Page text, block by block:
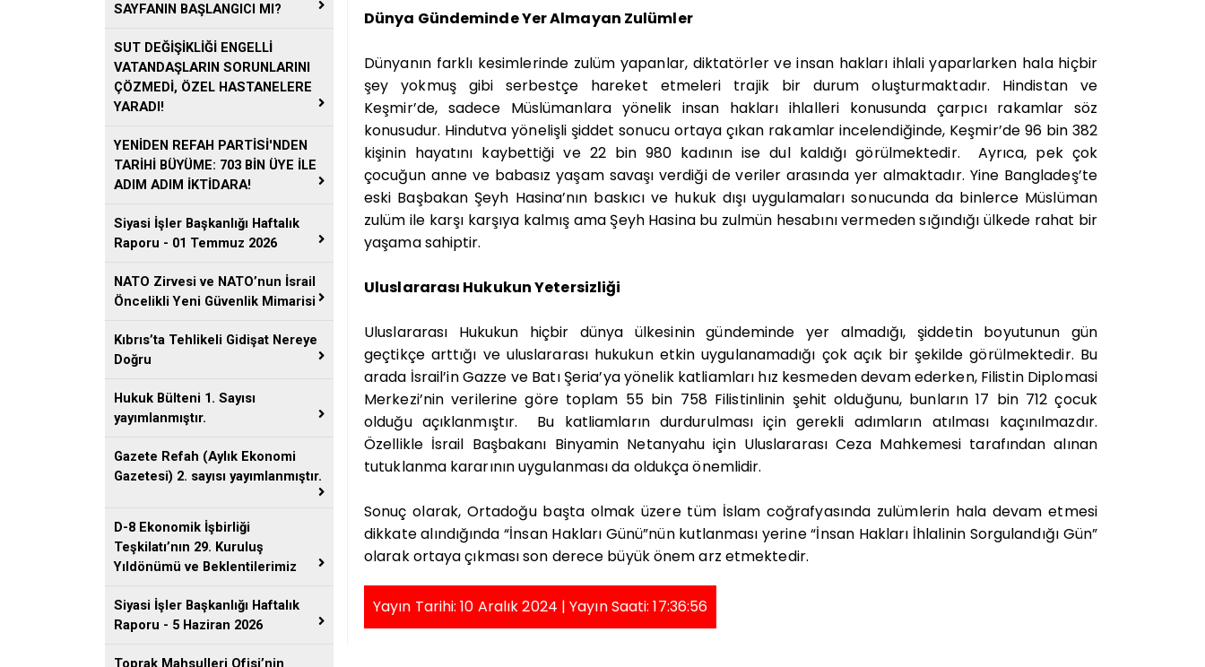
SAYFANIN BAŞLANGICI MI?
SUT DEĞİŞİKLİĞİ ENGELLİ
VATANDAŞLARIN SORUNLARINI
ÇÖZMEDİ, ÖZEL HASTANELERE
YARADI!
YENİDEN REFAH PARTİSİ'NDEN
TARİHİ BÜYÜME: 703 BİN ÜYE İLE
ADIM ADIM İKTİDARA!
Siyasi İşler Başkanlığı Haftalık
Raporu - 01 Temmuz 2026
NATO Zirvesi ve NATO’nun İsrail
Öncelikli Yeni Güvenlik Mimarisi
Kıbrıs’ta Tehlikeli Gidişat Nereye
Doğru
Hukuk Bülteni 1. Sayısı
yayımlanmıştır.
Gazete Refah (Aylık Ekonomi
Gazetesi) 2. sayısı yayımlanmıştır.
D-8 Ekonomik İşbirliği
Teşkilatı’nın 29. Kuruluş
Yıldönümü ve Beklentilerimiz
Siyasi İşler Başkanlığı Haftalık
Raporu - 5 Haziran 2026
Toprak Mahsulleri Ofisi’nin
Dünya Gündeminde Yer Almayan Zulümler
Dünyanın farklı kesimlerinde zulüm yapanlar, diktatörler ve insan hakları ihlali yaparlarken hala hiçbir
şey yokmuş gibi serbestçe hareket etmeleri trajik bir durum oluşturmaktadır. Hindistan ve
Keşmir’de, sadece Müslümanlara yönelik insan hakları ihlalleri konusunda çarpıcı rakamlar söz
konusudur. Hindutva yönelişli şiddet sonucu ortaya çıkan rakamlar incelendiğinde, Keşmir’de 96 bin 382
kişinin hayatını kaybettiği ve 22 bin 980 kadının ise dul kaldığı görülmektedir.
Ayrıca, pek çok
çocuğun anne ve babasız yaşam savaşı verdiği de veriler arasında yer almaktadır. Yine Bangladeş’te
eski Başbakan Şeyh Hasina’nın baskıcı ve hukuk dışı uygulamaları sonucunda da binlerce Müslüman
zulüm ile karşı karşıya kalmış ama Şeyh Hasina bu zulmün hesabını vermeden sığındığı ülkede rahat bir
yaşama sahiptir.
Uluslararası Hukukun Yetersizliği
Uluslararası Hukukun hiçbir dünya ülkesinin gündeminde yer almadığı, şiddetin boyutunun gün
geçtikçe arttığı ve uluslararası hukukun etkin uygulanamadığı çok açık bir şekilde görülmektedir. Bu
arada İsrail’in Gazze ve Batı Şeria’ya yönelik katliamları hız kesmeden devam ederken, Filistin Diplomasi
Merkezi’nin verilerine göre toplam 55 bin 758 Filistinlinin şehit olduğunu, bunların 17 bin 712 çocuk
olduğu açıklanmıştır.
Bu katliamların durdurulması için gerekli adımların atılması kaçınılmazdır.
Özellikle İsrail Başbakanı Binyamin Netanyahu için Uluslararası Ceza Mahkemesi tarafından alınan
tutuklanma kararının uygulanması da oldukça önemlidir.
Sonuç olarak, Ortadoğu başta olmak üzere tüm İslam coğrafyasında zulümlerin hala devam etmesi
dikkate alındığında “İnsan Hakları Günü”nün kutlanması yerine “İnsan Hakları İhlalinin Sorgulandığı Gün”
olarak ortaya çıkması son derece büyük önem arz etmektedir.
Yayın Tarihi: 10 Aralık 2024 | Yayın Saati: 17:36:56